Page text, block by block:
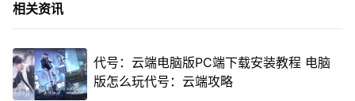
相关资讯
代号：云端电脑版PC端下载安装教程 电脑
版怎么玩代号：云端攻略